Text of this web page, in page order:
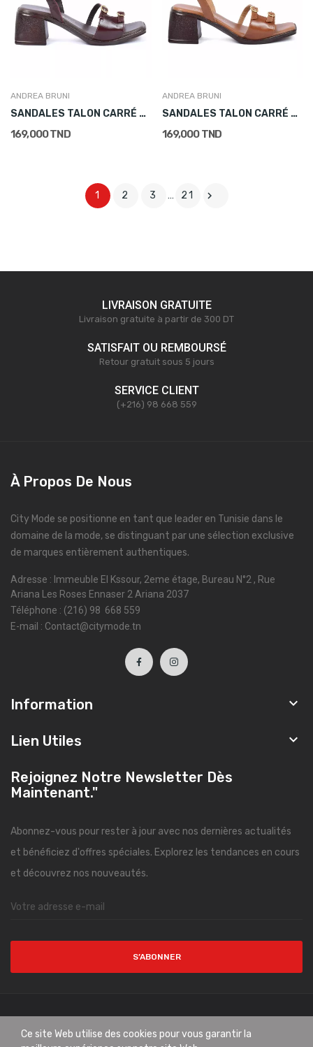
ANDREA BRUNI
SANDALES TALON CARRÉ CUIR MARRON FEMME
169,000 TND
ANDREA BRUNI
SANDALES TALON CARRÉ CUIR CAMEL FEMME
169,000 TND
1 2 3 … 21 
LIVRAISON GRATUITE
Livraison gratuite à partir de 300 DT
SATISFAIT OU REMBOURSÉ
Retour gratuit sous 5 jours
SERVICE CLIENT
(+216) 98 668 559
À Propos De Nous
City Mode se positionne en tant que leader en Tunisie dans le
domaine de la mode, se distinguant par une sélection exclusive
de marques entièrement authentiques.
Adresse : Immeuble El Kssour, 2eme étage, Bureau N°2 , Rue
Ariana Les Roses Ennaser 2 Ariana 2037
Téléphone : (216) 98 668 559
E-mail : Contact@citymode.tn
Information 
Lien Utiles 
Rejoignez Notre Newsletter Dès
Maintenant."
Abonnez-vous pour rester à jour avec nos dernières actualités
et bénéficiez d'offres spéciales. Explorez les tendances en cours
et découvrez nos nouveautés.
S’ABONNER
Ce site Web utilise des cookies pour vous garantir la